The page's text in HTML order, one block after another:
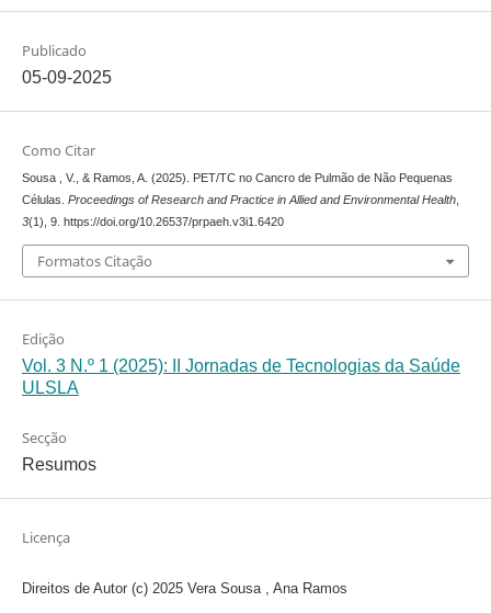
Publicado
05-09-2025
Como Citar
Sousa , V., & Ramos, A. (2025). PET/TC no Cancro de Pulmão de Não Pequenas
Células. Proceedings of Research and Practice in Allied and Environmental Health,
3(1), 9. https://doi.org/10.26537/prpaeh.v3i1.6420
Formatos Citação
Edição
Vol. 3 N.º 1 (2025): II Jornadas de Tecnologias da Saúde
ULSLA
Secção
Resumos
Licença
Direitos de Autor (c) 2025 Vera Sousa , Ana Ramos